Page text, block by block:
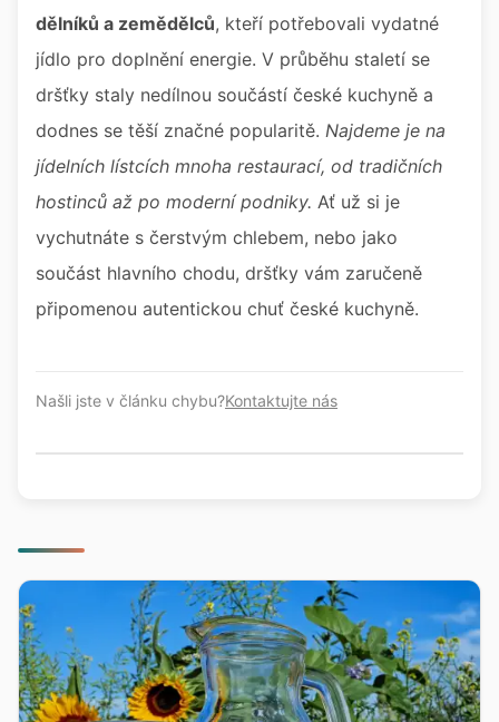
dělníků a zemědělců, kteří potřebovali vydatné
jídlo pro doplnění energie. V průběhu staletí se
dršťky staly nedílnou součástí české kuchyně a
dodnes se těší značné popularitě. Najdeme je na
jídelních lístcích mnoha restaurací, od tradičních
hostinců až po moderní podniky. Ať už si je
vychutnáte s čerstvým chlebem, nebo jako
součást hlavního chodu, dršťky vám zaručeně
připomenou autentickou chuť české kuchyně.
Našli jste v článku chybu?Kontaktujte nás